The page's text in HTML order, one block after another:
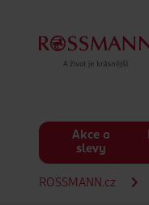
Akce a
slevy
ROSSMANN.cz